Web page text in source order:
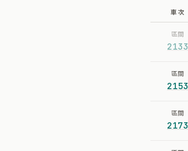
車次
區間
2133
區間
2153
區間
2173